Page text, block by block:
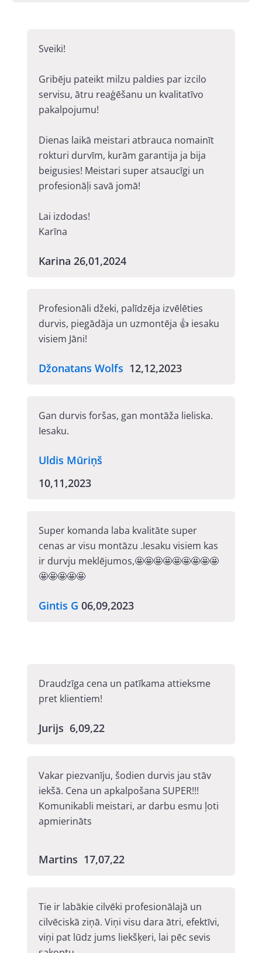
Sveiki!
Gribēju pateikt milzu paldies par izcilo
servisu, ātru reaģēšanu un kvalitatīvo
pakalpojumu!
Dienas laikā meistari atbrauca nomainīt
rokturi durvīm, kurām garantija ja bija
beigusies! Meistari super atsaucīgi un
profesionāļi savā jomā!
Lai izdodas!
Karīna
Karina 26,01,2024
Profesionāli džeki, palīdzēja izvēlēties
durvis, piegādāja un uzmontēja 👍 iesaku
visiem Jāni!
Džonatans Wolfs 12,12,2023
Gan durvis foršas, gan montāža lieliska.
Iesaku.
Uldis Mūriņš
10,11,2023
Super komanda laba kvalitāte super
cenas ar visu montāzu .Iesaku visiem kas
ir durvju meklējumos,🤩🤩🤩🤩🤩🤩🤩🤩🤩
🤩🤩🤩🤩🤩
Gintis G 06,09,2023
Draudzīga cena un patīkama attieksme
pret klientiem!
Jurijs 6,09,22
Vakar piezvanīju, šodien durvis jau stāv
iekšā. Cena un apkalpošana SUPER!!!
Komunikabli meistari, ar darbu esmu ļoti
apmierināts
Martins 17,07,22
Tie ir labākie cilvēki profesionālajā un
cilvēciskā ziņā. Viņi visu dara ātri, efektīvi,
viņi pat lūdz jums liekšķeri, lai pēc sevis